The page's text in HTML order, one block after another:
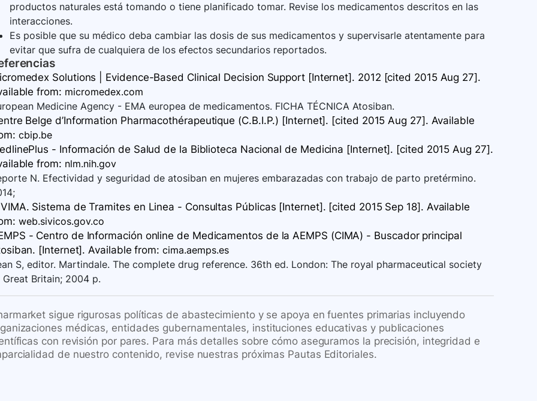
productos naturales está tomando o tiene planificado tomar. Revise los medicamentos descritos en las
interacciones.
Es posible que su médico deba cambiar las dosis de sus medicamentos y supervisarle atentamente para
evitar que sufra de cualquiera de los efectos secundarios reportados.
Solutions | Evidence-Based Clinical Decision Support [Internet]. 2012 [cited 2015 Aug 27].
from: micromedex.com
Medicine Agency - EMA europea de medicamentos. FICHA TÉCNICA Atosiban.
Belge d’Information Pharmacothérapeutique (C.B.I.P.) [Internet]. [cited 2015 Aug 27]. Available
cbip.be
- Información de Salud de la Biblioteca Nacional de Medicina [Internet]. [cited 2015 Aug 27].
from: nlm.nih.gov
N. Efectividad y seguridad de atosiban en mujeres embarazadas con trabajo de parto pretérmino.
Sistema de Tramites en Linea - Consultas Públicas [Internet]. [cited 2015 Sep 18]. Available
web.sivicos.gov.co
- Centro de Información online de Medicamentos de la AEMPS (CIMA) - Buscador principal
[Internet]. Available from: cima.aemps.es
S, editor. Martindale. The complete drug reference. 36th ed. London: The royal pharmaceutical society
Britain; 2004 p.
sigue rigurosas políticas de abastecimiento y se apoya en fuentes primarias incluyendo
médicas, entidades gubernamentales, instituciones educativas y publicaciones
con revisión por pares. Para más detalles sobre cómo aseguramos la precisión, integridad e
de nuestro contenido, revise nuestras próximas Pautas Editoriales.